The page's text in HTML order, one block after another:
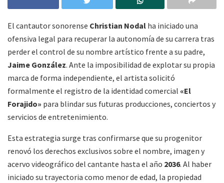
El cantautor sonorense Christian Nodal ha iniciado una
ofensiva legal para recuperar la autonomía de su carrera tras
perder el control de su nombre artístico frente a su padre,
Jaime González. Ante la imposibilidad de explotar su propia
marca de forma independiente, el artista solicitó
formalmente el registro de la identidad comercial «El
Forajido» para blindar sus futuras producciones, conciertos y
servicios de entretenimiento.
Esta estrategia surge tras confirmarse que su progenitor
renovó los derechos exclusivos sobre el nombre, imagen y
acervo videográfico del cantante hasta el año 2036. Al haber
iniciado su trayectoria como menor de edad, la propiedad